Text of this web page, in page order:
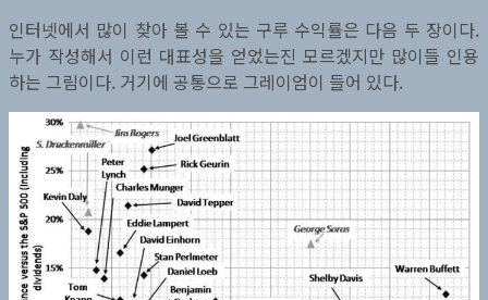
인터넷에서 많이 찾아 볼 수 있는 구루 수익률은 다음 두 장이다.
누가 작성해서 이런 대표성을 얻었는진 모르겠지만 많이들 인용
하는 그림이다. 거기에 공통으로 그레이엄이 들어 있다.